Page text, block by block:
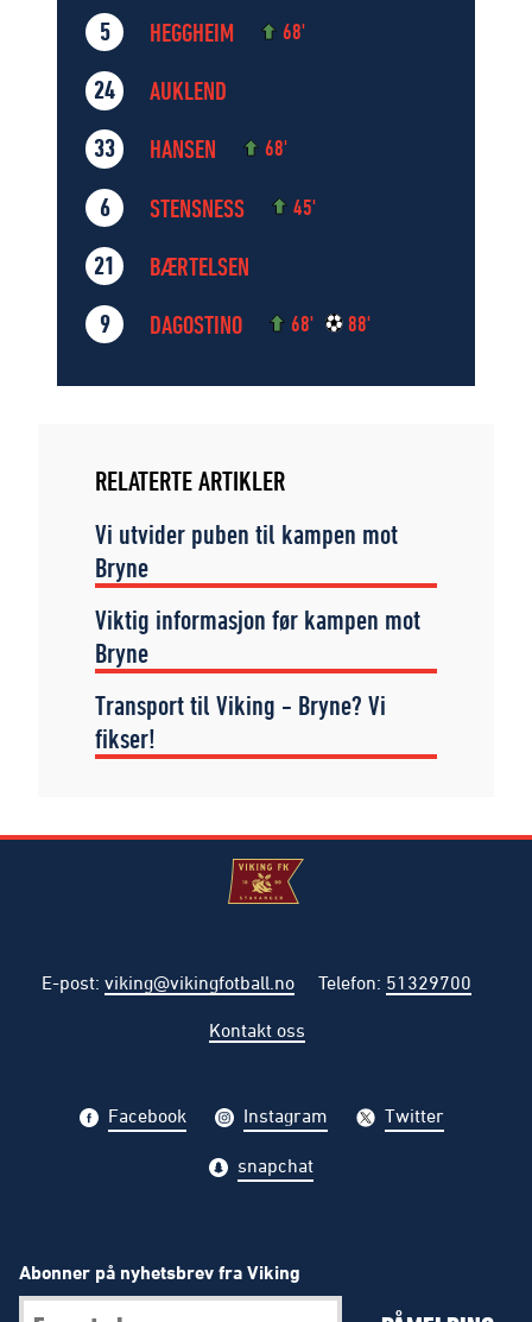
5 HEGGHEIM 68'
24 AUKLEND
33 HANSEN 68'
6 STENSNESS 45'
21 BÆRTELSEN
9 DAGOSTINO 68' 88'
RELATERTE ARTIKLER
Vi utvider puben til kampen mot
Bryne
Viktig informasjon før kampen mot
Bryne
Transport til Viking - Bryne? Vi
fikser!
E-post: viking@vikingfotball.no Telefon: 51329700
Kontakt oss
Facebook Instagram Twitter
snapchat
Abonner på nyhetsbrev fra Viking